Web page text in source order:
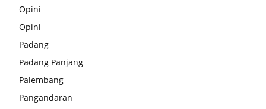
Opini
Opini
Padang
Padang Panjang
Palembang
Pangandaran